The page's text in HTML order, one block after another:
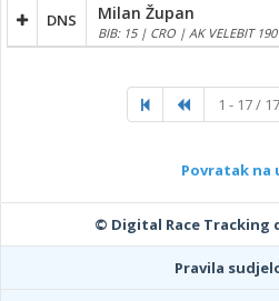
DNS Milan Župan
BIB: 15 | CRO | AK VELEBIT
1 - 17 / 17
Povratak na
© Digital Race Tracking
Pravila